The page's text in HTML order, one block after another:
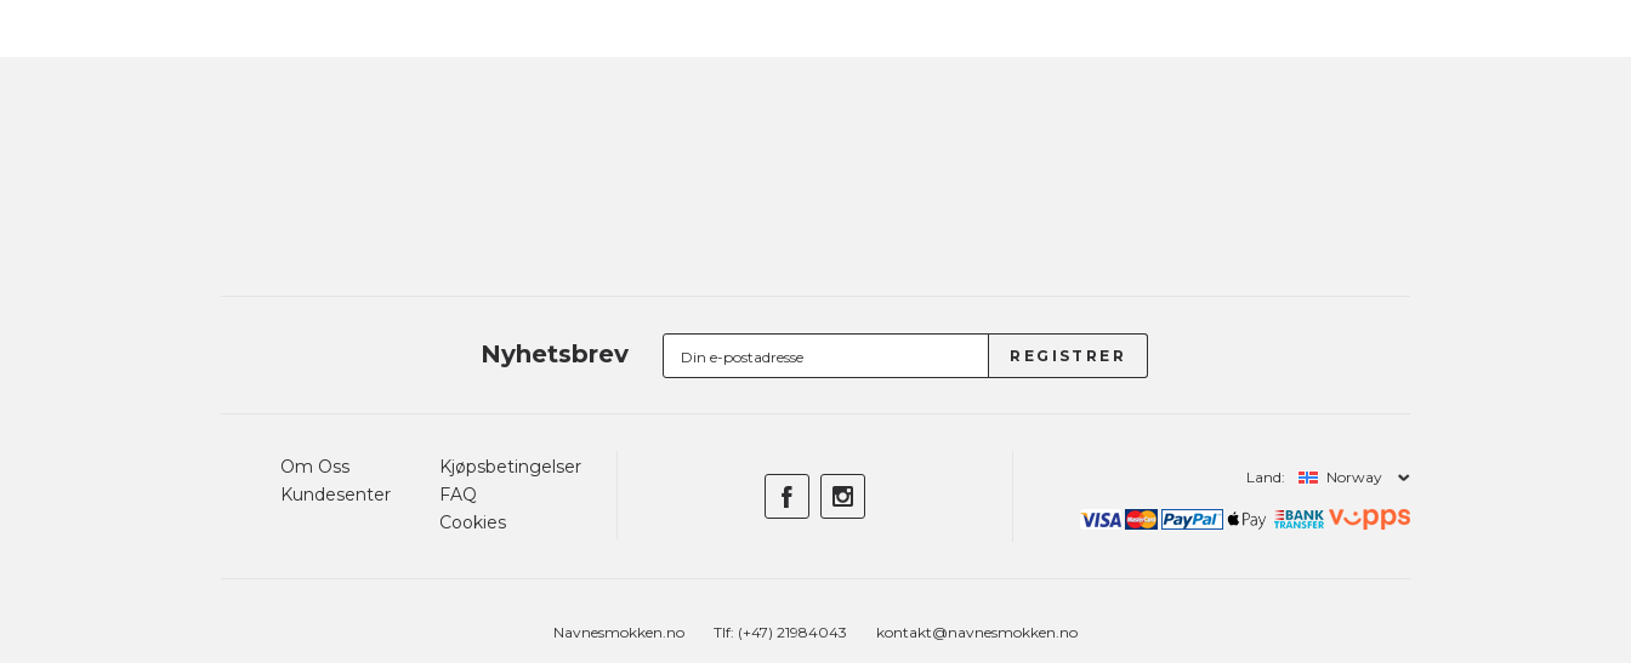
Nyhetsbrev
Om Oss
Kundesenter
Kjøpsbetingelser
FAQ
Cookies
Land: Norway
Navnesmokken.no Tlf: (+47) 21984043 kontakt@navnesmokken.no